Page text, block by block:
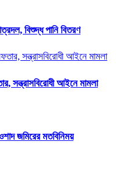
বিশুদ্ধ পানি বিতরণ
সন্ত্রাসবিরোধী আইনে মামলা
জমিরের মতবিনিময়